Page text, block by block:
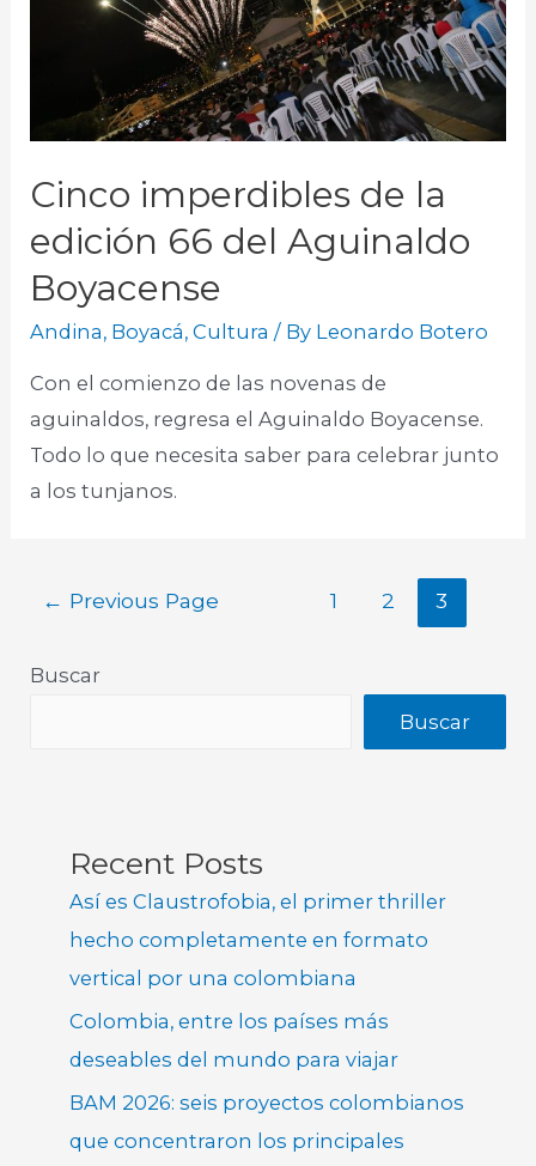
Cinco imperdibles de la
edición 66 del Aguinaldo
Boyacense
Andina, Boyacá,Cultura / By Leonardo Botero
Con el comienzo de las novenas de
aguinaldos, regresa el Aguinaldo Boyacense.
Todo lo que necesita saber para celebrar junto
a los tunjanos.
← Previous Page 1 2 3
Buscar
Buscar
Recent Posts
Así es Claustrofobia, el primer thriller
hecho completamente en formato
vertical por una colombiana
Colombia, entre los países más
deseables del mundo para viajar
BAM 2026: seis proyectos colombianos
que concentraron los principales